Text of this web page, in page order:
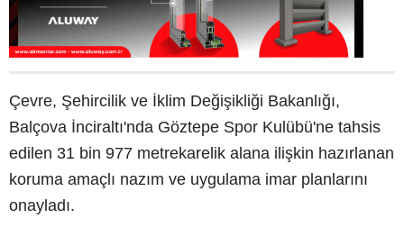
Çevre, Şehircilik ve İklim Değişikliği Bakanlığı,
Balçova İnciraltı'nda Göztepe Spor Kulübü'ne tahsis
edilen 31 bin 977 metrekarelik alana ilişkin hazırlanan
koruma amaçlı nazım ve uygulama imar planlarını
onayladı.